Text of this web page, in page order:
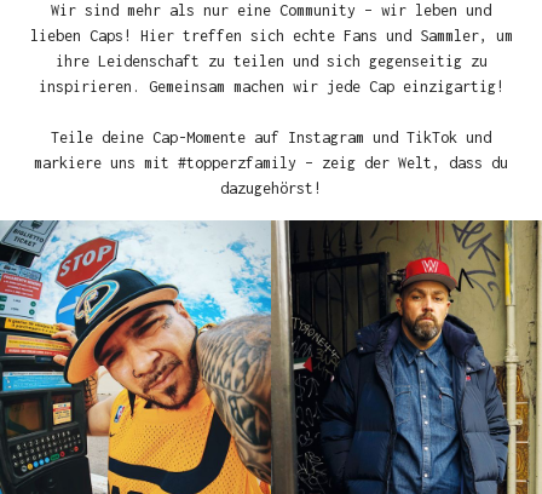
Wir sind mehr als nur eine Community – wir leben und
lieben Caps! Hier treffen sich echte Fans und Sammler, um
ihre Leidenschaft zu teilen und sich gegenseitig zu
inspirieren. Gemeinsam machen wir jede Cap einzigartig!
Teile deine Cap-Momente auf Instagram und TikTok und
markiere uns mit #topperzfamily – zeig der Welt, dass du
dazugehörst!